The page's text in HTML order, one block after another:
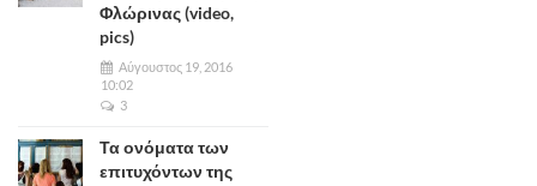
Φλώρινας (video,
pics)
Αύγουστος 19, 2016
10:02
3
Τα ονόματα των
επιτυχόντων της